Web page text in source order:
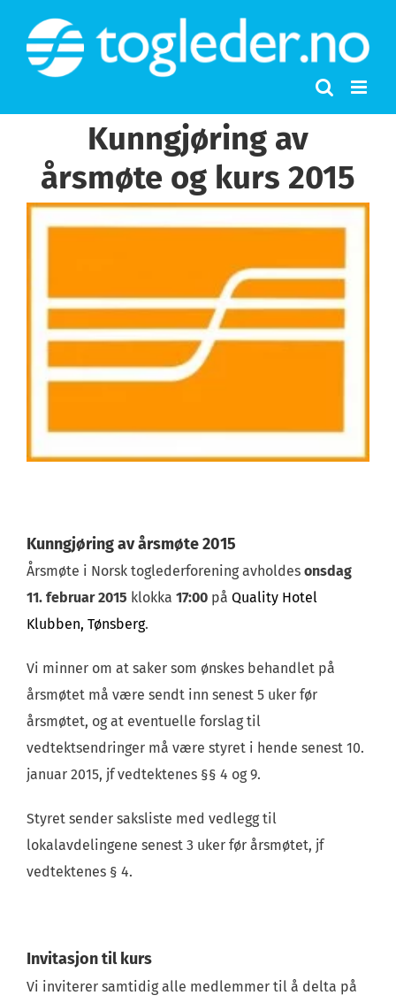
content
Kunngjøring av
årsmøte og kurs 2015
Kunngjøring av årsmøte 2015
Årsmøte i Norsk toglederforening avholdes onsdag
11. februar 2015 klokka 17:00 på Quality Hotel
Klubben, Tønsberg.
Vi minner om at saker som ønskes behandlet på
årsmøtet må være sendt inn senest 5 uker før
årsmøtet, og at eventuelle forslag til
vedtektsendringer må være styret i hende senest 10.
januar 2015, jf vedtektenes §§ 4 og 9.
Styret sender saksliste med vedlegg til
lokalavdelingene senest 3 uker før årsmøtet, jf
vedtektenes § 4.
Invitasjon til kurs
Vi inviterer samtidig alle medlemmer til å delta på